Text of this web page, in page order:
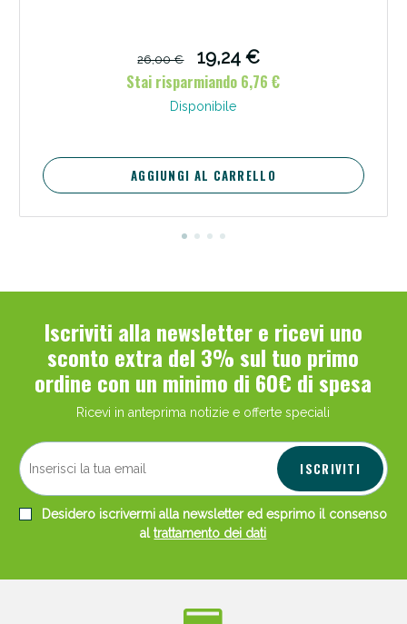
26,00 €
19,24 €
Stai risparmiando 6,76 €
Disponibile
AGGIUNGI AL CARRELLO
Iscriviti alla newsletter e ricevi uno
sconto extra del 3% sul tuo primo
ordine con un minimo di 60€ di spesa
Ricevi in anteprima notizie e offerte speciali
ISCRIVITI
Desidero iscrivermi alla newsletter ed esprimo il consenso
altrattamento dei dati
Scopri le offerte di Oggi